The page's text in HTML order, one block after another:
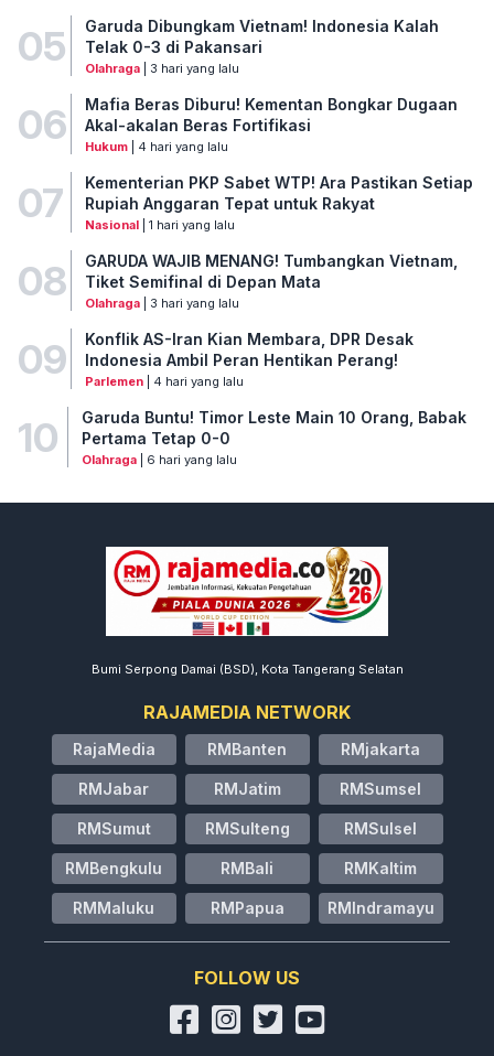
05
Garuda Dibungkam Vietnam! Indonesia Kalah
Telak 0-3 di Pakansari
Olahraga| 3 hari yang lalu
06
Mafia Beras Diburu! Kementan Bongkar Dugaan
Akal-akalan Beras Fortifikasi
Hukum| 4 hari yang lalu
07
Kementerian PKP Sabet WTP! Ara Pastikan Setiap
Rupiah Anggaran Tepat untuk Rakyat
Nasional| 1 hari yang lalu
08
GARUDA WAJIB MENANG! Tumbangkan Vietnam,
Tiket Semifinal di Depan Mata
Olahraga| 3 hari yang lalu
09
Konflik AS-Iran Kian Membara, DPR Desak
Indonesia Ambil Peran Hentikan Perang!
Parlemen| 4 hari yang lalu
10
Garuda Buntu! Timor Leste Main 10 Orang, Babak
Pertama Tetap 0-0
Olahraga| 6 hari yang lalu
Bumi Serpong Damai (BSD), Kota Tangerang Selatan
RAJAMEDIA NETWORK
RajaMedia RMBanten RMjakarta
RMJabar RMJatim RMSumsel
RMSumut RMSulteng RMSulsel
RMBengkulu RMBali RMKaltim
RMMaluku RMPapua RMIndramayu
FOLLOW US